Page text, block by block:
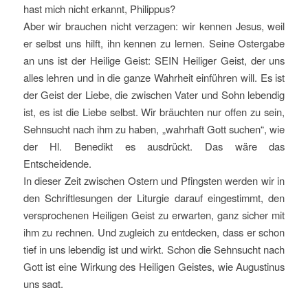
hast mich nicht erkannt, Philippus?
Aber wir brauchen nicht verzagen: wir kennen Jesus, weil
er selbst uns hilft, ihn kennen zu lernen. Seine Ostergabe
an uns ist der Heilige Geist: SEIN Heiliger Geist, der uns
alles lehren und in die ganze Wahrheit einführen will. Es ist
der Geist der Liebe, die zwischen Vater und Sohn lebendig
ist, es ist die Liebe selbst. Wir bräuchten nur offen zu sein,
Sehnsucht nach ihm zu haben, „wahrhaft Gott suchen“, wie
der Hl. Benedikt es ausdrückt. Das wäre das
Entscheidende.
In dieser Zeit zwischen Ostern und Pfingsten werden wir in
den Schriftlesungen der Liturgie darauf eingestimmt, den
versprochenen Heiligen Geist zu erwarten, ganz sicher mit
ihm zu rechnen. Und zugleich zu entdecken, dass er schon
tief in uns lebendig ist und wirkt. Schon die Sehnsucht nach
Gott ist eine Wirkung des Heiligen Geistes, wie Augustinus
uns sagt.